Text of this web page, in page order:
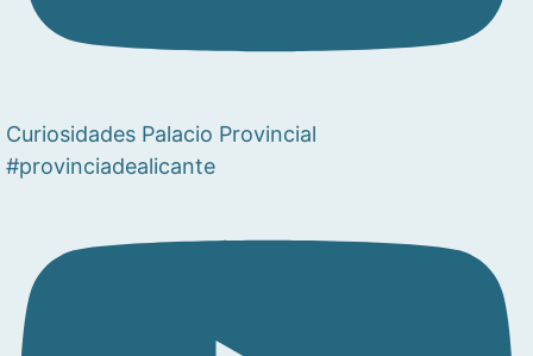
Curiosidades Palacio Provincial
#provinciadealicante